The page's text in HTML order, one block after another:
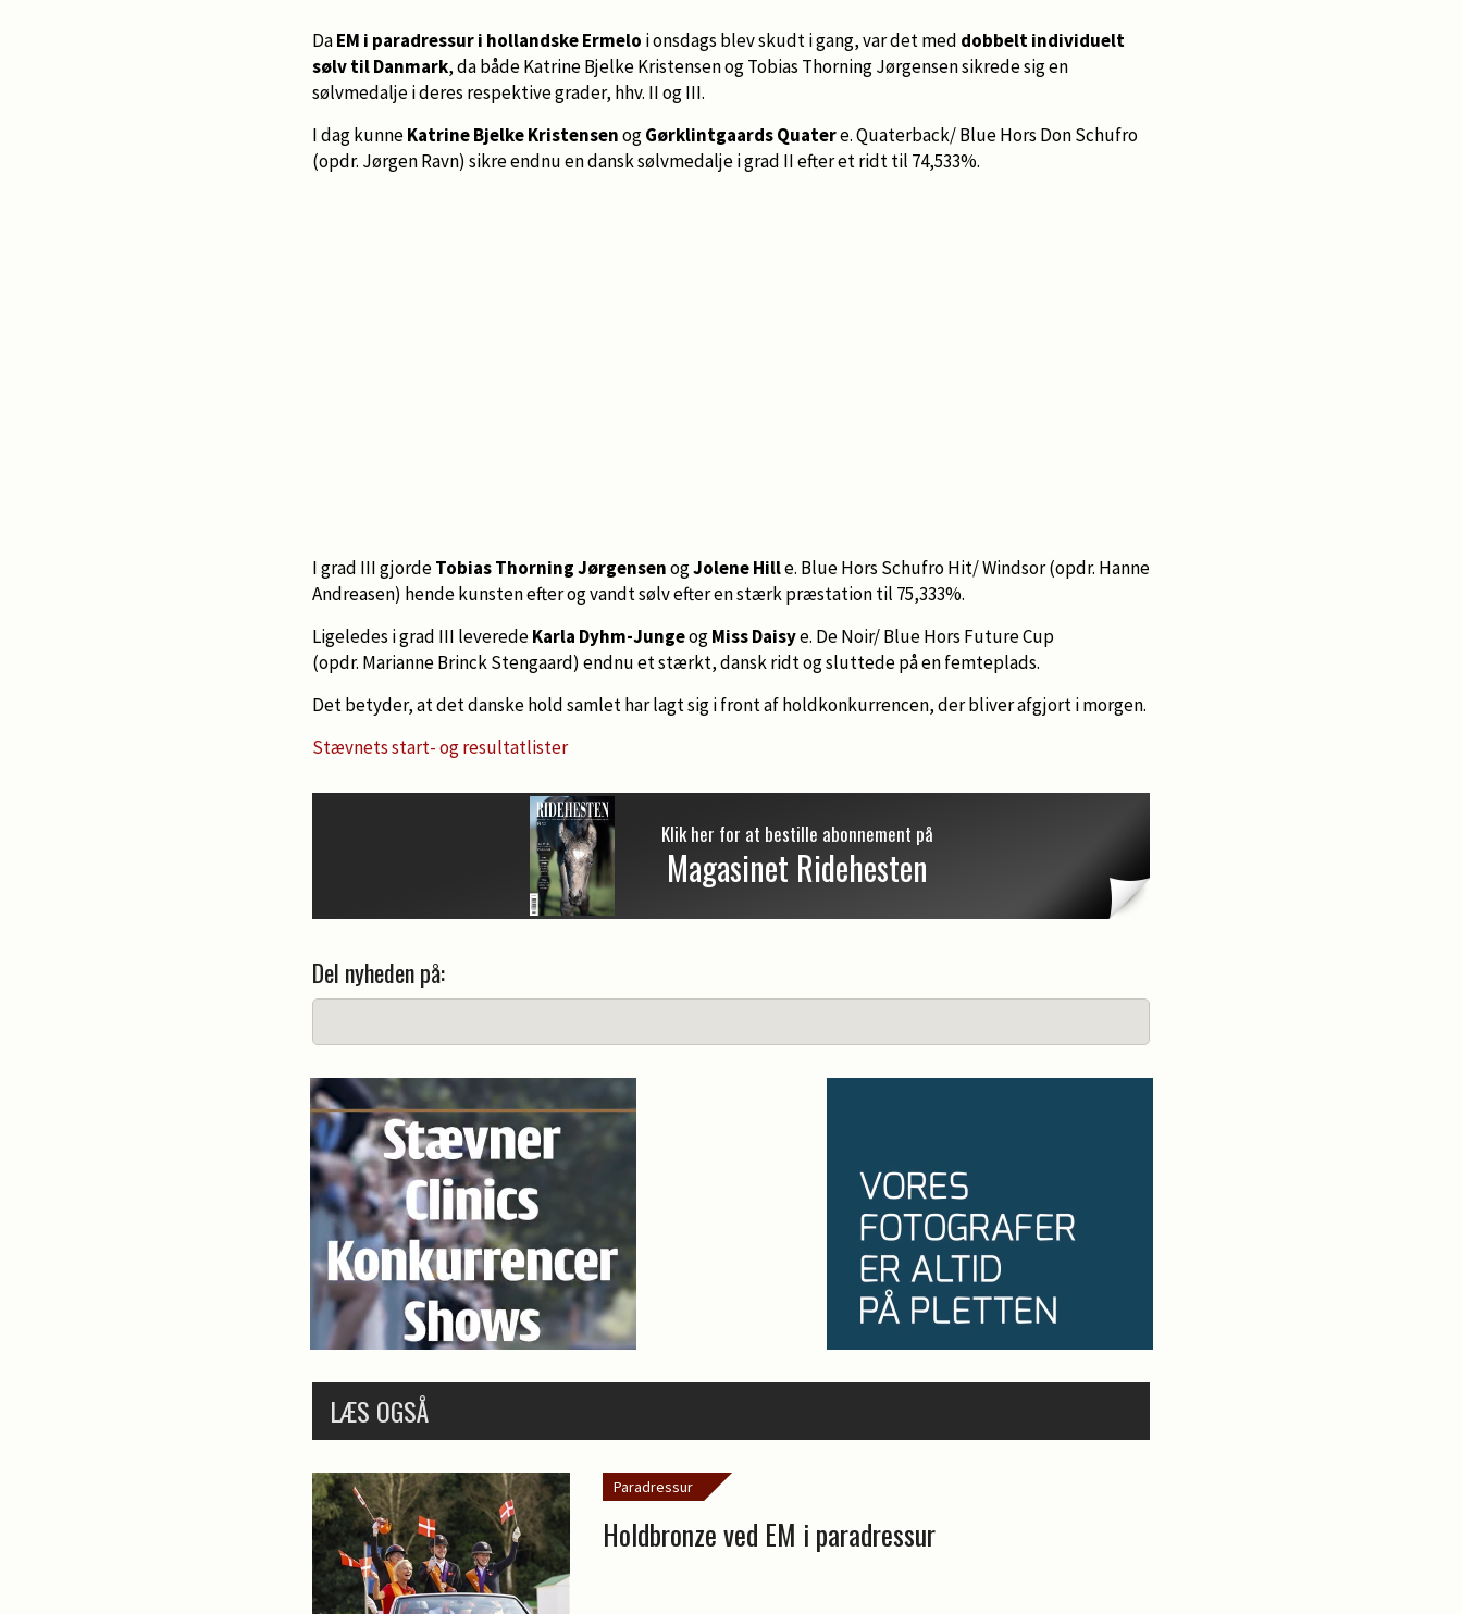
DaEM i paradressur i hollandske Ermelo i onsdags blev skudt i gang, var det med dobbelt individuelt
sølv til Danmark, da både Katrine Bjelke Kristensen og Tobias Thorning Jørgensen sikrede sig en
sølvmedalje i deres respektive grader, hhv. II og III.
I dag kunneKatrine Bjelke KristensenogGørklintgaards Quatere. Quaterback/ Blue Hors Don Schufro
(opdr. Jørgen Ravn) sikre endnu en dansk sølvmedalje i grad II efter et ridt til 74,533%.
I grad III gjordeTobias Thorning JørgensenogJolene Hille. Blue Hors Schufro Hit/ Windsor (opdr. Hanne
Andreasen) hende kunsten efter og vandt sølv efter en stærk præstation til 75,333%.
Ligeledes i grad III leveredeKarla Dyhm-JungeogMiss Daisye. De Noir/ Blue Hors Future Cup
(opdr. Marianne Brinck Stengaard) endnu et stærkt, dansk ridt og sluttede på en femteplads.
Det betyder, at det danske hold samlet har lagt sig i front af holdkonkurrencen, der bliver afgjort i morgen.
Stævnets start- og resultatlister
Klik her for at bestille abonnement på
Magasinet Ridehesten
Del nyheden på:
LÆS OGSÅ
Paradressur
Holdbronze ved EM i paradressur